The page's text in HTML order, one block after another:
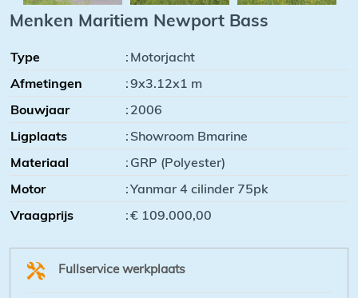
Menken Maritiem Newport Bass
Type : Motorjacht
Afmetingen
:9x3.12x1 m
Bouwjaar
: 2006
Ligplaats
: Showroom Bmarine
Materiaal
: GRP (Polyester)
Motor
:Yanmar 4 cilinder 75pk
Vraagprijs
:€ 109.000,00
Fullservice werkplaats